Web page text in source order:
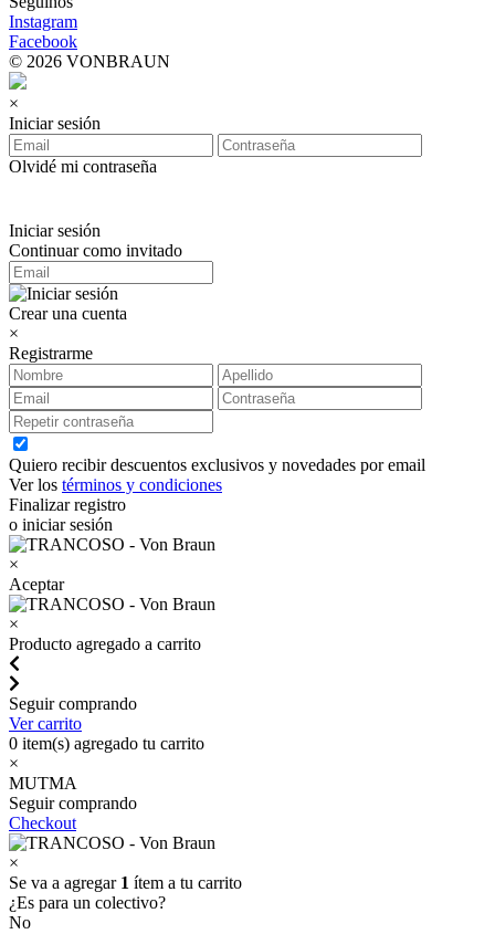
Instagram
Facebook
© 2026 VONBRAUN
×
Iniciar sesión
Olvidé mi contraseña
Iniciar sesión
Continuar como invitado
Crear una cuenta
×
Registrarme
Quiero recibir descuentos exclusivos y novedades por email
Ver los términos y condiciones
Finalizar registro
o iniciar sesión
×
Aceptar
×
Producto agregado a carrito
Seguir comprando
Ver carrito
0 item(s) agregado tu carrito
×
MUTMA
Seguir comprando
Checkout
×
Se va a agregar 1 ítem a tu carrito
¿Es para un colectivo?
No